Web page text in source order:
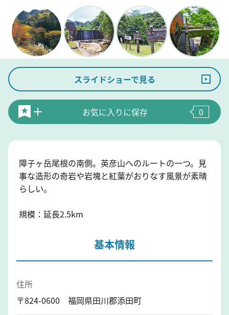
スライドショーで見る
お気に入りに保存 0
障子ヶ岳尾根の南側。英彦山へのルートの一つ。見
事な造形の奇岩や岩塊と紅葉がおりなす風景が素晴
らしい。
規模：延長2.5km
基本情報
住所
〒824-0600 福岡県田川郡添田町